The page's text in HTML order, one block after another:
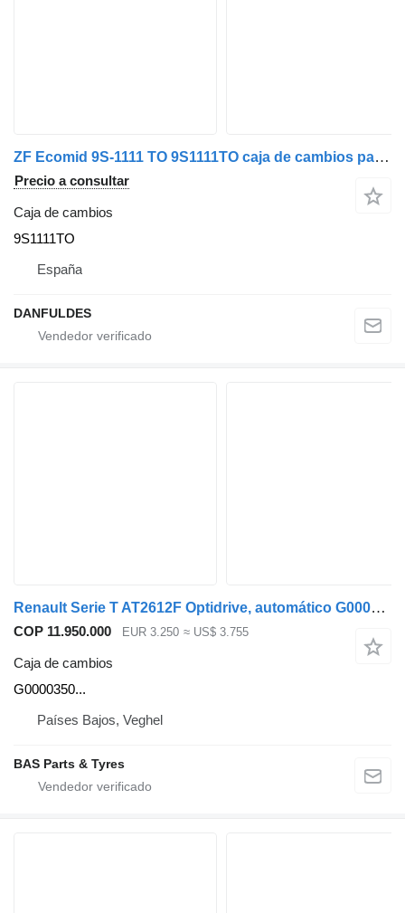
ZF Ecomid 9S-1111 TO 9S1111TO caja de cambios para Renault /Volvo
Precio a consultar
Caja de cambios
9S1111TO
España
DANFULDES
Renault Serie T AT2612F Optidrive, automático G0000350 caja de cambios para Renault T-Serie camión
COP 11.950.000 EUR 3.250 ≈ US$ 3.755
Caja de cambios
G0000350...
Países Bajos, Veghel
BAS Parts & Tyres